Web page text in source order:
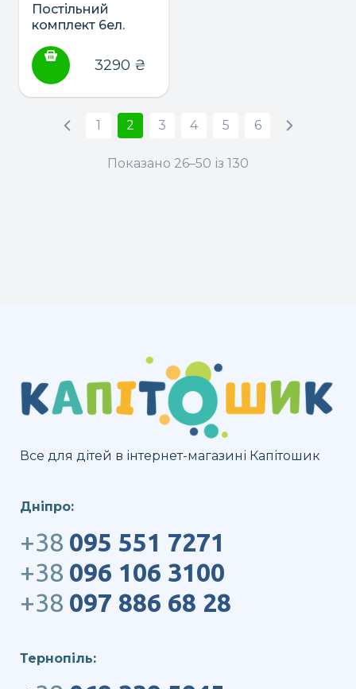
Постільний
комплект 6ел.
New” ТМ Baby
Veres
3290 ₴
1 2 3 4 5 6
Показано 26–50 із 130
Все для дітей в інтернет-магазині Капітошик
Дніпро:
+38 095 551 7271
+38 096 106 3100
+38 097 886 68 28
Тернопіль: